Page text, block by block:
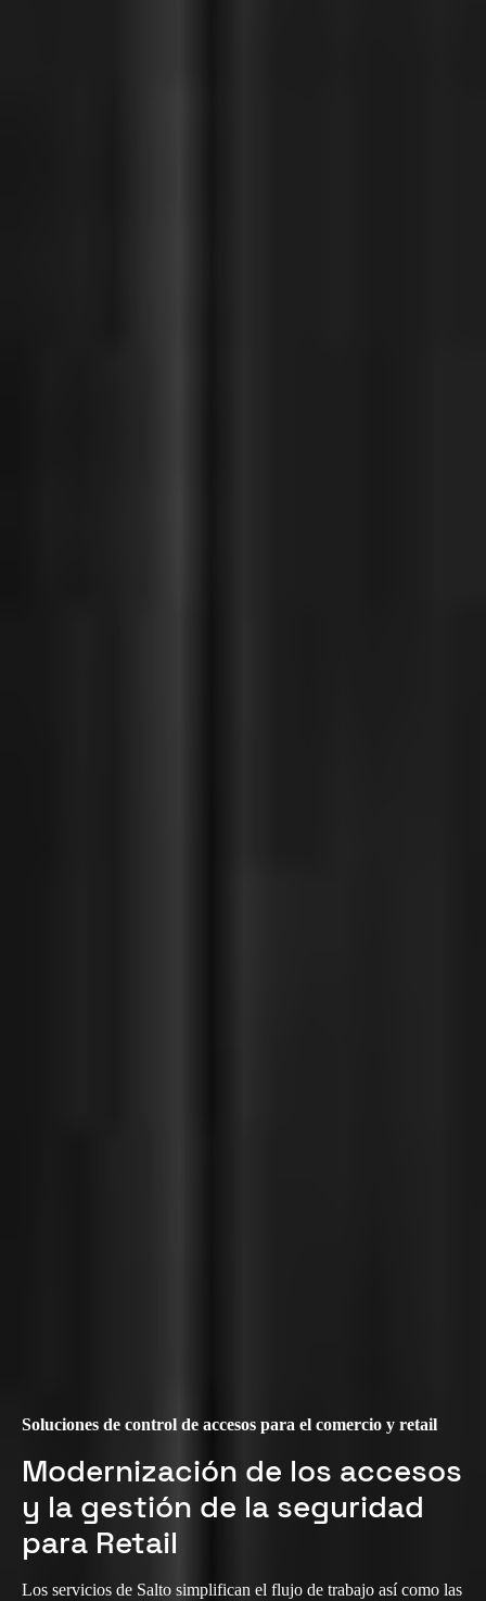
Soluciones de control de accesos para el comercio y retail
Modernización de los accesos
y la gestión de la seguridad
para Retail
Los servicios de Salto simplifican el flujo de trabajo así como las